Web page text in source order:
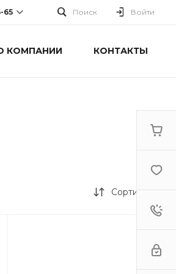
65 Поиск Войти
КОМПАНИИ КОНТАКТЫ
Сортировка